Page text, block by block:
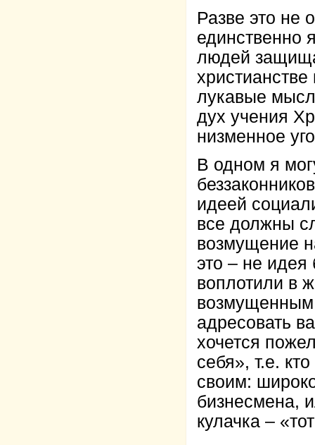
Разве это не
единственно
людей
лукавые
дух учения
низменное
В одном я
идеей
все должны
возмущение
это – не идея
воплотили в
возмущенным
адресовать
хочется
себя», т.е.
своим:
бизнесмена,
кулачка –